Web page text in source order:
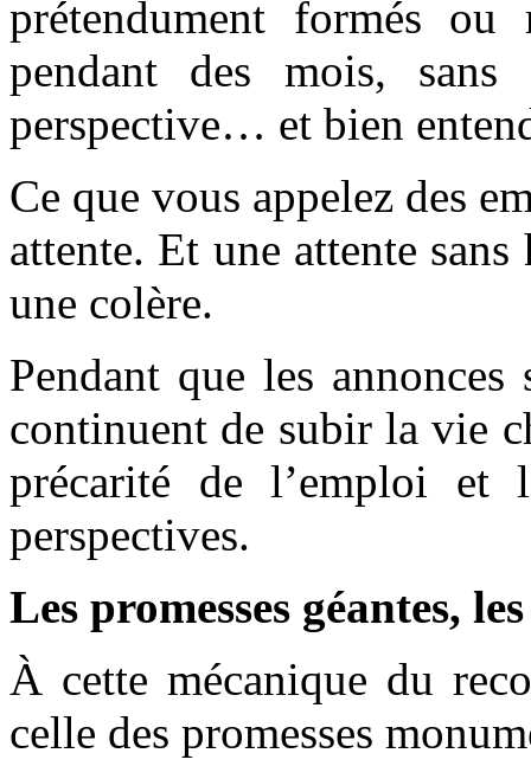
prétendument formés ou
pendant des mois, sans
perspective… et bien
Ce que vous appelez des
attente. Et une attente
une colère.
Pendant que les annonces
continuent de subir la vie
précarité de l’emploi et
perspectives.
Les promesses géantes,
À cette mécanique du
celle des promesses